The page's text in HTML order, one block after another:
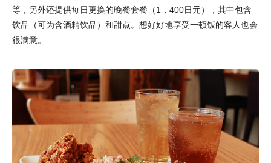
等，另外还提供每日更换的晚餐套餐（1，400日元），其中包含
饮品（可为含酒精饮品）和甜点。想好好地享受一顿饭的客人也会
很满意。